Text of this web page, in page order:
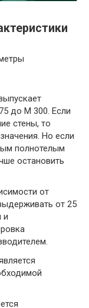
до М 300. Если
стены, то
Но если
полнотелым
остановить
от
от 25
и